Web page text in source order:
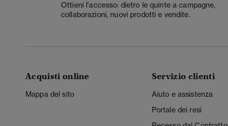
Ottieni l'accesso: dietro le quinte a campagne,
collaborazioni, nuovi prodotti e vendite.
Acquisti online
Mappa del sito
Servizio clienti
Aiuto e assistenza
Portale dei resi